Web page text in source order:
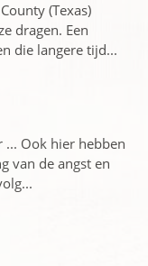
(Texas)
dragen. Een
die langere tijd...
... Ook hier hebben
van de angst en